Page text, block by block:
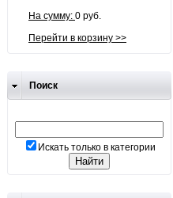
На сумму: 0 руб.
Перейти в корзину >>
Поиск
Искать только в категории